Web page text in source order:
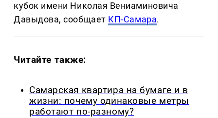
кубок имени Николая Вениаминовича
Давыдова, сообщает КП-Самара.
Читайте также:
Самарская квартира на бумаге и в
жизни: почему одинаковые метры
работают по-разному?